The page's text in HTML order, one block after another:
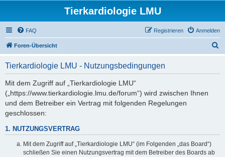
Tierkardiologie LMU
FAQ Anmelden
Registrieren
Foren-Übersicht
Tierkardiologie LMU - Nutzungsbedingungen
Mit dem Zugriff auf „Tierkardiologie LMU“
(„https://www.tierkardiologie.lmu.de/forum“) wird zwischen Ihnen
und dem Betreiber ein Vertrag mit folgenden Regelungen
geschlossen:
1. NUTZUNGSVERTRAG
Mit dem Zugriff auf „Tierkardiologie LMU“ (im Folgenden „das Board“)
schließen Sie einen Nutzungsvertrag mit dem Betreiber des Boards ab